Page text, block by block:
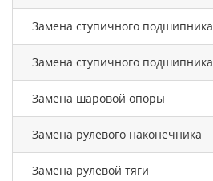
Замена ступичного подшипника
Замена ступичного подшипника
Замена шаровой опоры
Замена рулевого наконечника
Замена рулевой тяги